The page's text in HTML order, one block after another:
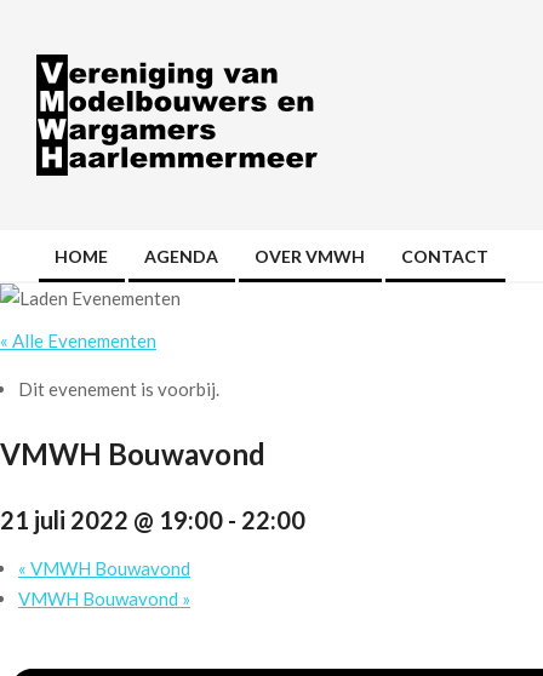
content
Primary
Navigation
HOME AGENDA OVER VMWH CONTACT
« Alle Evenementen
Dit evenement is voorbij.
VMWH Bouwavond
21 juli 2022 @ 19:00 - 22:00
« VMWH Bouwavond
VMWH Bouwavond »